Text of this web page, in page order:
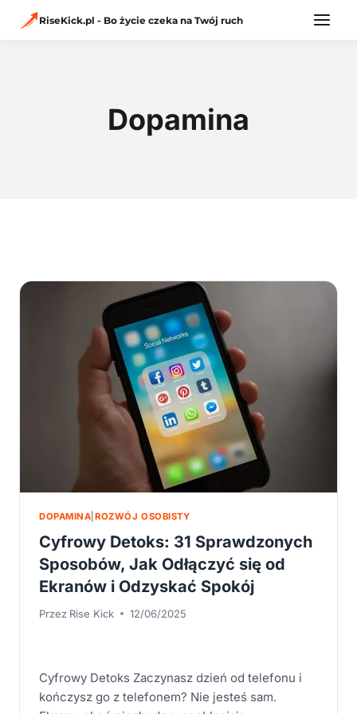
RiseKick.pl - Bo życie czeka na Twój ruch
Dopamina
DOPAMINA |ROZWÓJ OSOBISTY
Cyfrowy Detoks: 31 Sprawdzonych
Sposobów, Jak Odłączyć się od
Ekranów i Odzyskać Spokój
Przez Rise Kick 12/06/2025
Cyfrowy Detoks Zaczynasz dzień od telefonu i
kończysz go z telefonem? Nie jesteś sam.